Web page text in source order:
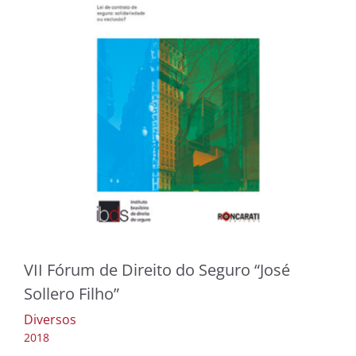
VII Fórum de Direito do Seguro “José
Sollero Filho”
Diversos
2018